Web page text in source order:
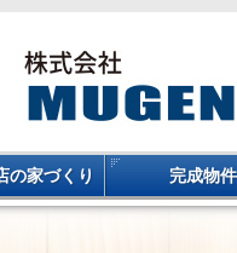
の家づくり 完成物件